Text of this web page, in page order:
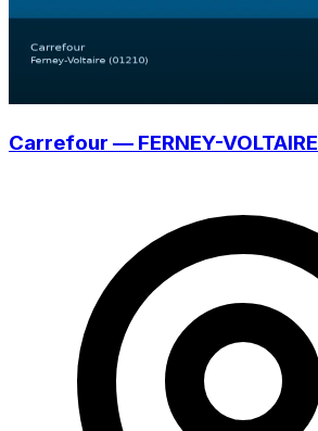
Carrefour — FERNEY-VOLTAIRE